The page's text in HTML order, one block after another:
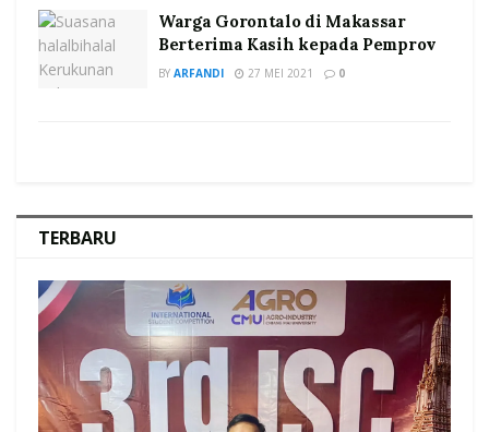
Warga Gorontalo di Makassar
Berterima Kasih kepada Pemprov
BY ARFANDI 27 MEI 2021 0
TERBARU